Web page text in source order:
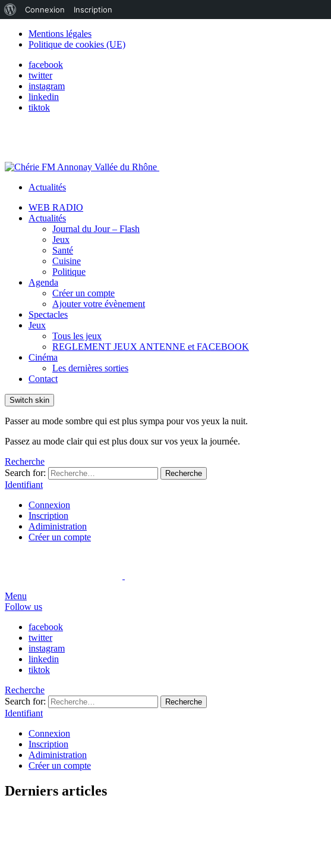
Mentions légales
Politique de cookies (UE)
facebook
twitter
instagram
linkedin
tiktok
Actualités
WEB RADIO
Actualités
Journal du Jour – Flash
Jeux
Santé
Cuisine
Politique
Agenda
Créer un compte
Ajouter votre évènement
Spectacles
Jeux
Tous les jeux
REGLEMENT JEUX ANTENNE et FACEBOOK
Cinéma
Les dernières sorties
Contact
Switch skin
Passer au mode sombre qui est plus sympa pour vos yeux la nuit.
Passez au mode clair qui est plus doux sur vos yeux la journée.
Recherche
Search for:
Recherche
Identifiant
Connexion
Inscription
Adiministration
Créer un compte
Menu
Follow us
facebook
twitter
instagram
linkedin
tiktok
Recherche
Search for:
Recherche
Identifiant
Connexion
Inscription
Adiministration
Créer un compte
Derniers articles
de
WordPress
Connexion Inscription